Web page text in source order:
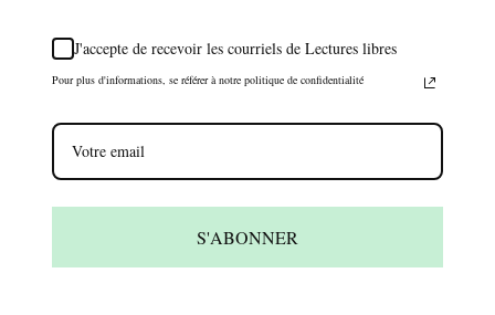
J'accepte de recevoir les courriels de Lectures libres
Pour plus d'informations, se référer à notre politique de confidentialité
S'ABONNER